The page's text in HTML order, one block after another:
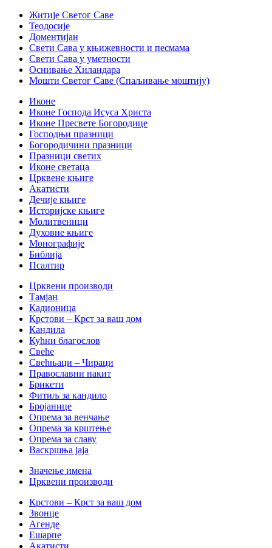
Житије Светог Саве
Теодосије
Доментијан
Свети Сава у књижевности и песмама
Свети Сава у уметности
Оснивање Хиландара
Мошти Светог Саве (Спаљивање моштију)
Иконе
Иконе Господа Исуса Христа
Иконе Пресвете Богородице
Господњи празници
Богородичини празници
Празници светих
Иконе светаца
Црквене књиге
Акатисти
Дечије књиге
Историјске књиге
Молитвеници
Духовне књиге
Монографије
Библија
Псалтир
Црквени производи
Тамјан
Кадионица
Крстови – Крст за ваш дом
Кандила
Кућни благослов
Свеће
Свећњаци – Чираци
Православни накит
Брикети
Фитиљ за кандило
Бројанице
Опрема за венчање
Опрема за крштење
Опрема за славу
Васкршња јаја
Значење имена
Црквени производи
Крстови – Крст за ваш дом
Звонце
Агенде
Ешарпе
Акатисти